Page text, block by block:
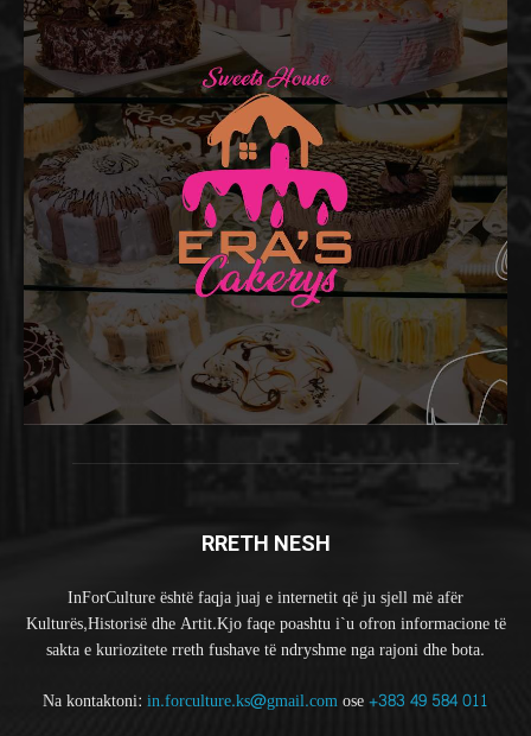
RRETH NESH
InForCulture është faqja juaj e internetit që ju sjell më afër
Kulturës,Historisë dhe Artit.Kjo faqe poashtu i`u ofron informacione të
sakta e kuriozitete rreth fushave të ndryshme nga rajoni dhe bota.
Na kontaktoni: in.forculture.ks@gmail.comose+383 49 584 011